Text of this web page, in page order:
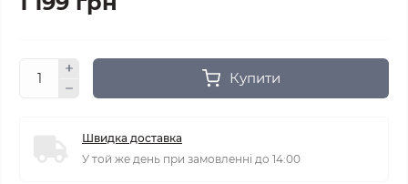
Купити
Швидка доставка
У той же день при замовленні до 14:00